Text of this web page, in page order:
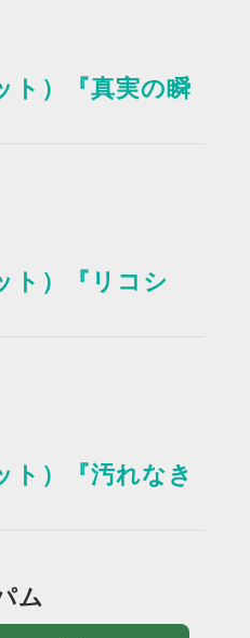
ト）『真実の瞬
ト）『リコシ
ト）『汚れなき
ム